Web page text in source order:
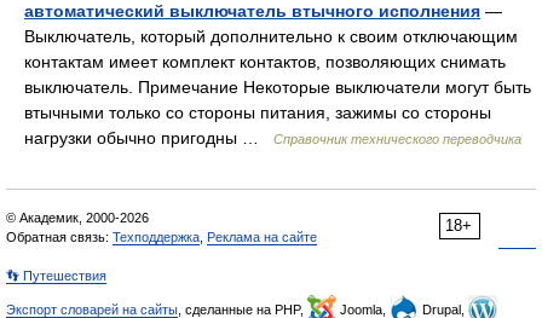
автоматический выключатель втычного исполнения —
Выключатель, который дополнительно к своим отключающим
контактам имеет комплект контактов, позволяющих снимать
выключатель. Примечание Некоторые выключатели могут быть
втычными только со стороны питания, зажимы со стороны
нагрузки обычно пригодны …
Справочник технического переводчика
18+
© Академик, 2000-2026
Обратная связь: Техподдержка Реклама на сайте
👣 Путешествия
Экспорт словарей на сайты , сделанные на PHP, Joomla,
Drupal,